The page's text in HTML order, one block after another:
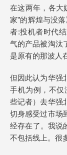
在这两年，各大
家”的辉煌与没
者:投机者时代
气的产品被淘汰
是原有的那波人
但因此认为华强
手机为例，不仅
些记者）去华强
切身感受过市场
经存在了。我说
不包括线上。很